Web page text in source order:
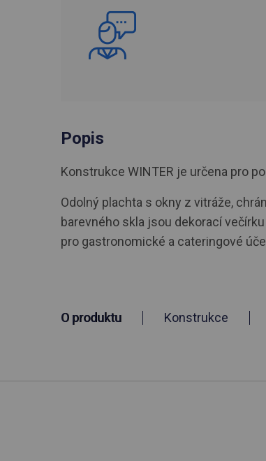
Popis
Konstrukce WINTER je určena pro
Odolný plachta s okny z vitráže,
barevného skla jsou dekorací
pro gastronomické a cateringové
O produktu Konstrukce